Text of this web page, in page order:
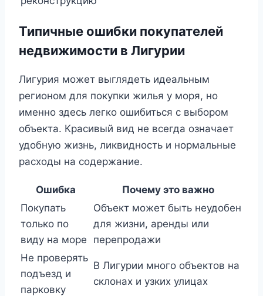
Типичные ошибки покупателей
недвижимости в Лигурии
Лигурия может выглядеть идеальным
регионом для покупки жилья у моря, но
именно здесь легко ошибиться с выбором
объекта. Красивый вид не всегда означает
удобную жизнь, ликвидность и нормальные
расходы на содержание.
Ошибка
Почему это важно
Покупать
только по
виду на море
Объект может быть неудобен
для жизни, аренды или
перепродажи
Не проверять
подъезд и
парковку
В Лигурии много объектов на
склонах и узких улицах